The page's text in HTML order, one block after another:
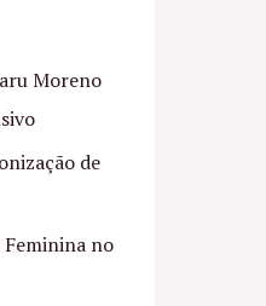
Moreno
de
no